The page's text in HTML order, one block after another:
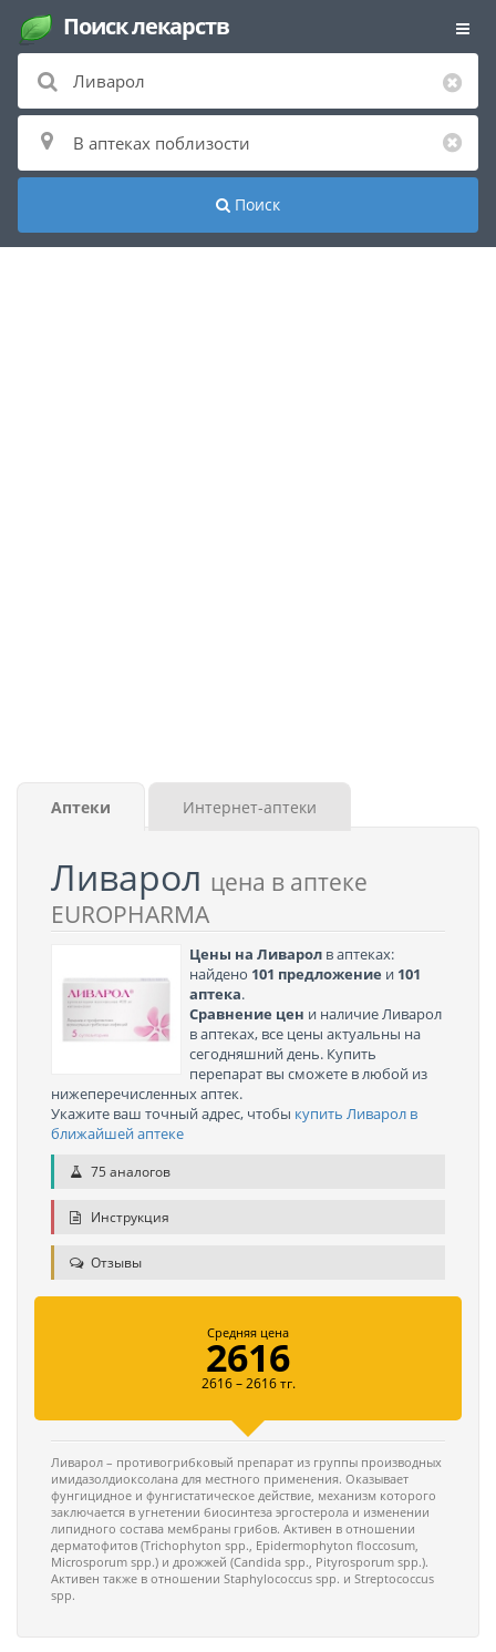
Поиск лекарств
Поиск
Аптеки Интернет-аптеки
Ливарол цена в аптеке
EUROPHARMA
Цены на Ливарол в аптеках:
найдено 101 предложение и 101
аптека.
Сравнение цен и наличие Ливарол
в аптеках, все цены актуальны на
сегодняшний день. Купить
перепарат вы сможете в любой из
нижеперечисленных аптек.
Укажите ваш точный адрес, чтобы купить Ливарол в
ближайшей аптеке
75 аналогов
Инструкция
Отзывы
Средняя цена
2616
2616 – 2616 тг.
Ливарол – противогрибковый препарат из группы производных
имидазолдиоксолана для местного применения. Оказывает
фунгицидное и фунгистатическое действие, механизм которого
заключается в угнетении биосинтеза эргостерола и изменении
липидного состава мембраны грибов. Активен в отношении
дерматофитов (Trichophyton spp., Epidermophyton floccosum,
Microsporum spp.) и дрожжей (Candida spp., Pityrosporum spp.).
Активен также в отношении Staphylococcus spp. и Streptococcus
spp.